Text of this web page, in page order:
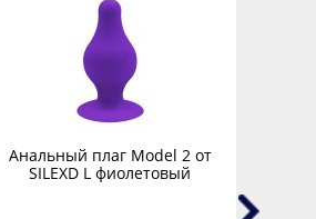
Анальный плаг Model 2 от
SILEXD L фиолетовый